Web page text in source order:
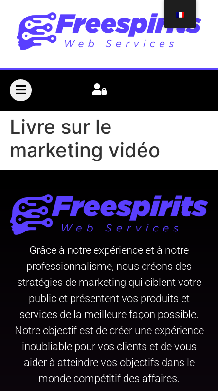
Livre sur le
marketing vidéo
Grâce à notre expérience et à notre
professionnalisme, nous créons des
stratégies de marketing qui ciblent votre
public et présentent vos produits et
services de la meilleure façon possible.
Notre objectif est de créer une expérience
inoubliable pour vos clients et de vous
aider à atteindre vos objectifs dans le
monde compétitif des affaires.